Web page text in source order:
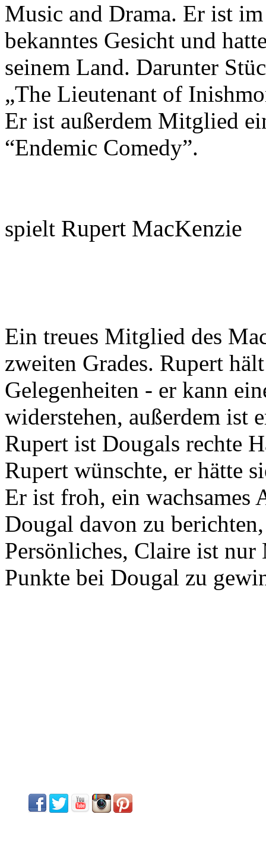
Music and Drama. Er ist
bekanntes Gesicht und
seinem Land. Darunter
„The Lieutenant of
Er ist außerdem Mitglied
“Endemic Comedy”.
spielt Rupert MacKenzie
Ein treues Mitglied des
zweiten Grades. Rupert
Gelegenheiten - er kann
widerstehen, außerdem ist
Rupert ist Dougals rechte
Rupert wünschte, er hätte
Er ist froh, ein wachsames
Dougal davon zu
Persönliches, Claire ist
Punkte bei Dougal zu